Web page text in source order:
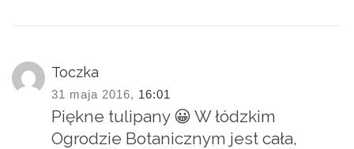
Toczka
31 maja 2016, 16:01
Piękne tulipany 😀 W łódzkim
Ogrodzie Botanicznym jest cała,